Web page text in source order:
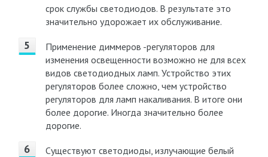
срок службы светодиодов. В результате это
значительно удорожает их обслуживание.
Применение диммеров -регуляторов для
изменения освещенности возможно не для всех
видов светодиодных ламп. Устройство этих
регуляторов более сложно, чем устройство
регуляторов для ламп накаливания. В итоге они
более дорогие. Иногда значительно более
дорогие.
Существуют светодиоды, излучающие белый